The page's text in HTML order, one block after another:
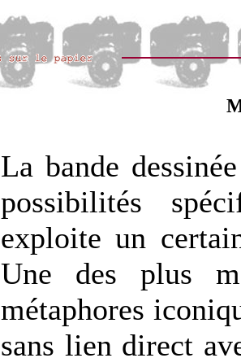
La bande
possibilités
exploite un
Une des plus
métaphores
sans lien direct